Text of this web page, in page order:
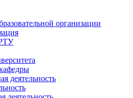
организации
деятельность